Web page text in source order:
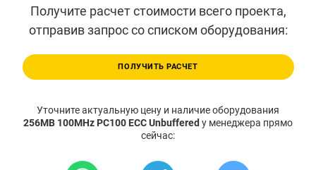
Получите расчет стоимости всего проекта,
отправив запрос со списком оборудования:
ПОЛУЧИТЬ РАСЧЕТ
Уточните актуальную цену и наличие оборудования
256MB 100MHz PC100 ECC Unbuffered у менеджера прямо
сейчас: